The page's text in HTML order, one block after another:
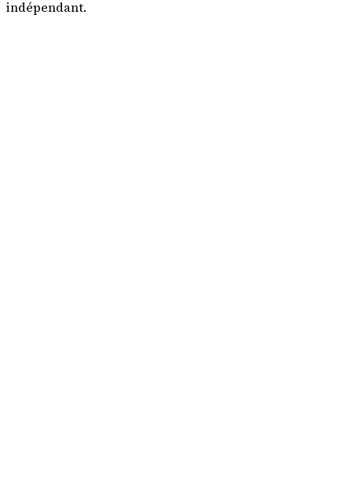
indépendant.